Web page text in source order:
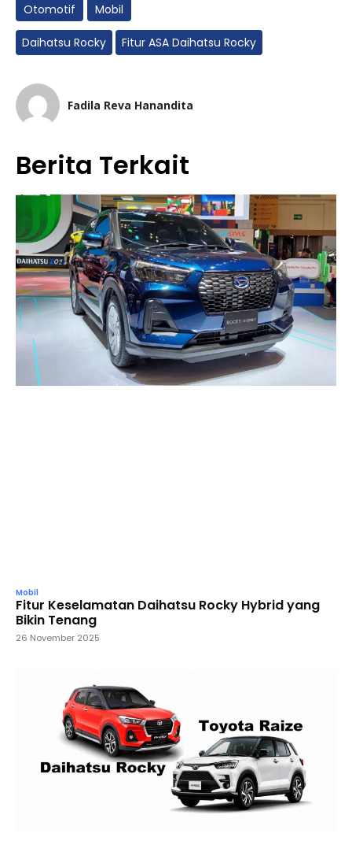
Otomotif Mobil
Daihatsu Rocky Fitur ASA Daihatsu Rocky
Fadila Reva Hanandita
Berita Terkait
Mobil
Fitur Keselamatan Daihatsu Rocky Hybrid yang
Bikin Tenang
26 November 2025